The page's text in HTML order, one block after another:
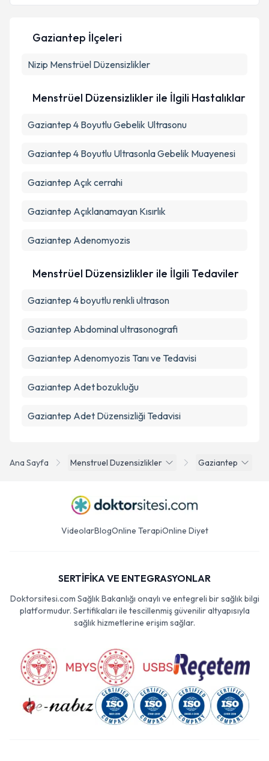
Metni'ni okudum ve kişisel verilerimin belirtilen
Ana Sayfa Menstruel Duzensizlikler Gaziantep
Gaziantep İlçeleri
Nizip Menstrüel Düzensizlikler
Menstrüel Düzensizlikler ile İlgili Hastalıklar
Gaziantep 4 Boyutlu Gebelik Ultrasonu
Gaziantep 4 Boyutlu Ultrasonla Gebelik Muayenesi
Gaziantep Açık cerrahi
Gaziantep Açıklanamayan Kısırlık
Gaziantep Adenomyozis
Menstrüel Düzensizlikler ile İlgili Tedaviler
Gaziantep 4 boyutlu renkli ultrason
Gaziantep Abdominal ultrasonografi
Gaziantep Adenomyozis Tanı ve Tedavisi
Gaziantep Adet bozukluğu
Gaziantep Adet Düzensizliği Tedavisi
VideolarBlogOnline TerapiOnline Diyet
SERTİFİKA VE ENTEGRASYONLAR
Doktorsitesi.com Sağlık Bakanlığı onaylı ve entegreli bir sağlık bilgi
platformudur. Sertifikaları ile tescillenmiş güvenilir altyapısıyla
sağlık hizmetlerine erişim sağlar.